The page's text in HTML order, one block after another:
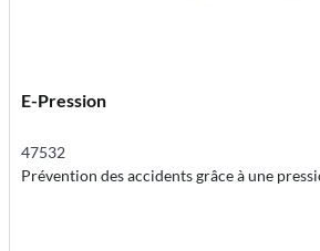
E-Pression
47532
Prévention des accidents grâce à une